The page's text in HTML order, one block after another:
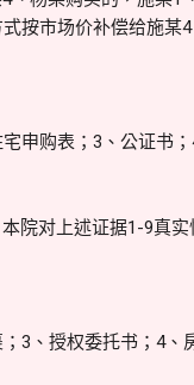
按市场价补偿给施某4
申购表；3、公证书
院对上述证据1-9真实
3、授权委托书；4、